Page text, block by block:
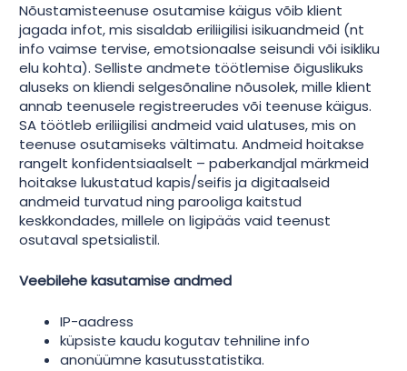
Nõustamisteenuse osutamise käigus võib klient
jagada infot, mis sisaldab eriliigilisi isikuandmeid (nt
info vaimse tervise, emotsionaalse seisundi või isikliku
elu kohta). Selliste andmete töötlemise õiguslikuks
aluseks on kliendi selgesõnaline nõusolek, mille klient
annab teenusele registreerudes või teenuse käigus.
SA töötleb eriliigilisi andmeid vaid ulatuses, mis on
teenuse osutamiseks vältimatu. Andmeid hoitakse
rangelt konfidentsiaalselt – paberkandjal märkmeid
hoitakse lukustatud kapis/seifis ja digitaalseid
andmeid turvatud ning parooliga kaitstud
keskkondades, millele on ligipääs vaid teenust
osutaval spetsialistil.
Veebilehe kasutamise andmed
IP-aadress
küpsiste kaudu kogutav tehniline info
anonüümne kasutusstatistika.